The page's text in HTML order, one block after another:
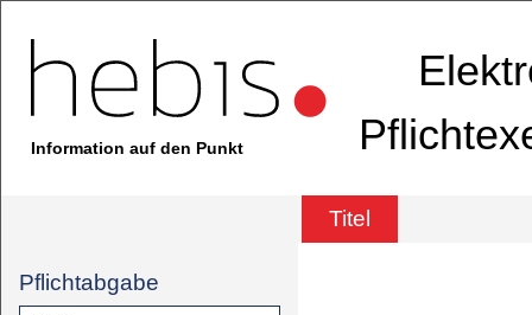
Information auf den Punkt
Titel
Pflichtabgabe